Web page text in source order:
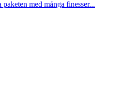
med många finesser...